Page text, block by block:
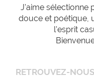
J'aime sélectionne
douce et poétique,
l'esprit
RETROUVEZ-